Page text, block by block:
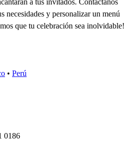
necesidades y personalizar un menú
que tu celebración sea inolvidable!
• Perú
0186